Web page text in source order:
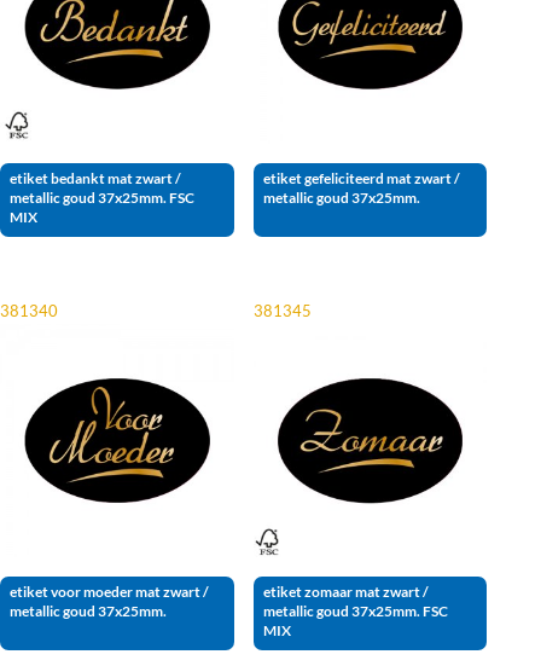
etiket bedankt mat zwart /
metallic goud 37x25mm. FSC
MIX
etiket gefeliciteerd mat zwart /
metallic goud 37x25mm.
381340
etiket voor moeder mat zwart /
metallic goud 37x25mm.
381345
etiket zomaar mat zwart /
metallic goud 37x25mm. FSC
MIX